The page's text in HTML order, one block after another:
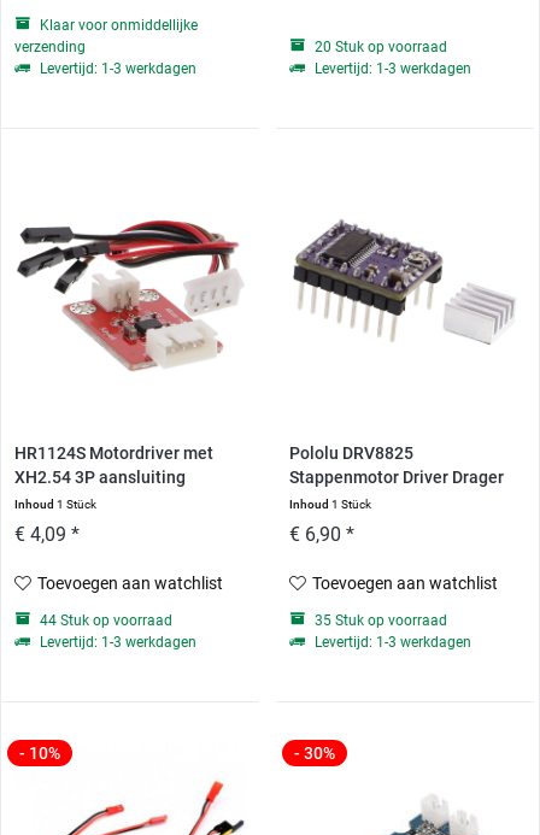
Klaar voor onmiddellijke
verzending
Levertijd: 1-3 werkdagen
20 Stuk op voorraad
Levertijd: 1-3 werkdagen
HR1124S Motordriver met
XH2.54 3P aansluiting
Inhoud1 Stück
€ 4,09 *
Toevoegen aan watchlist
44 Stuk op voorraad
Levertijd: 1-3 werkdagen
Pololu DRV8825
Stappenmotor Driver Drager
-...
Inhoud 1 Stück
€ 6,90 *
Toevoegen aan watchlist
35 Stuk op voorraad
Levertijd: 1-3 werkdagen
- 10% - 30%